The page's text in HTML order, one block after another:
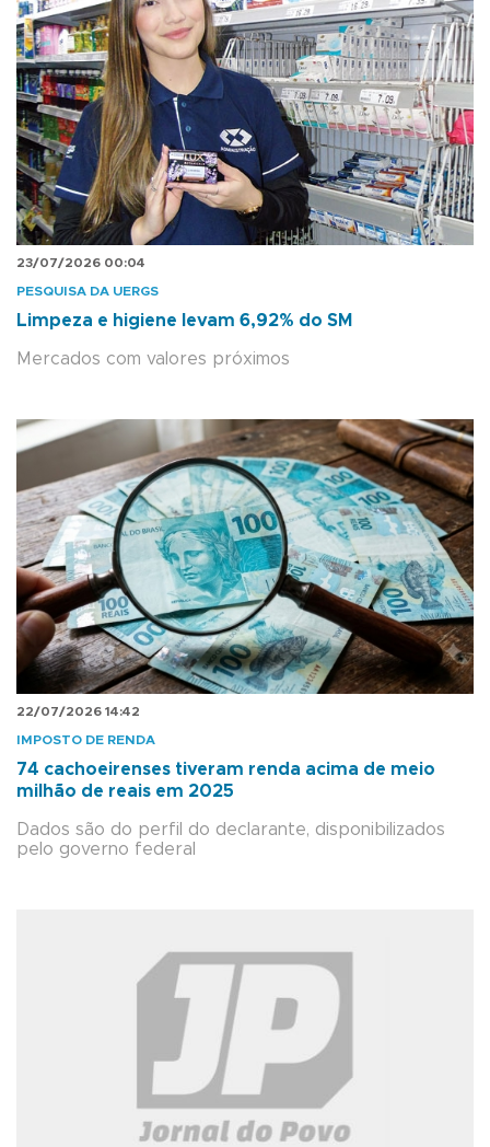
23/07/2026 00:04
PESQUISA DA UERGS
Limpeza e higiene levam 6,92% do SM
Mercados com valores próximos
22/07/2026 14:42
IMPOSTO DE RENDA
74 cachoeirenses tiveram renda acima de meio
milhão de reais em 2025
Dados são do perfil do declarante, disponibilizados
pelo governo federal